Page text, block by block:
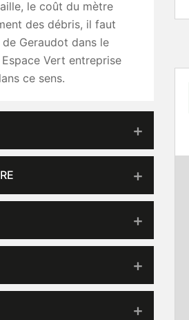
le coût du mètre
des débris, il faut
Geraudot dans le
Vert entreprise
ce sens.